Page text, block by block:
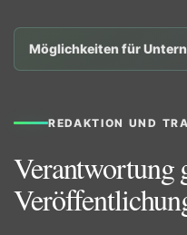
Möglichkeiten für
REDAKTION UND
Verantwortung